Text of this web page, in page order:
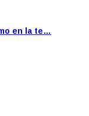
en la te…